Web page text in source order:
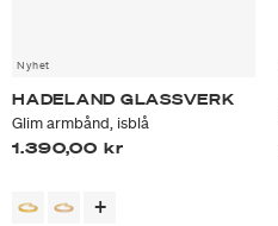
Nyhet
HADELAND GLASSVERK
Glim armbånd, isblå
1.390,00 kr